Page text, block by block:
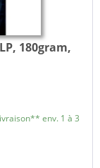
180gram,
env. 1 à 3